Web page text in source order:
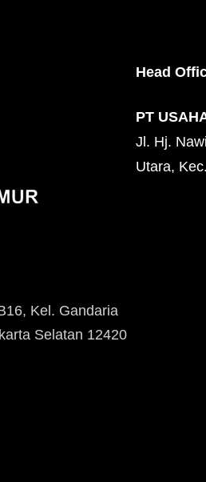
Kel. Gandaria
Selatan 12420
Head
PT
Jl. Hj.
Utara,